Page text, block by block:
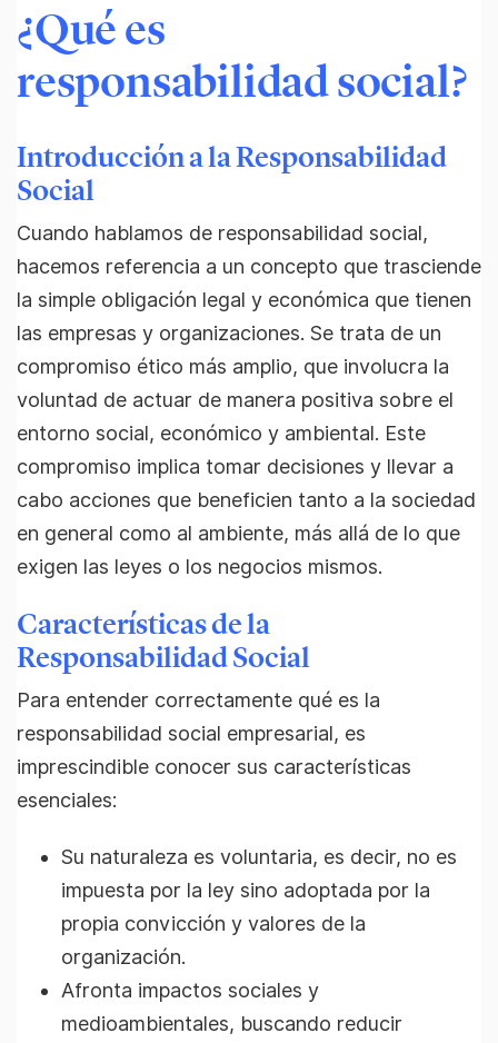
¿Qué es
responsabilidad social?
Introducción a la Responsabilidad
Social
Cuando hablamos de responsabilidad social,
hacemos referencia a un concepto que trasciende
la simple obligación legal y económica que tienen
las empresas y organizaciones. Se trata de un
compromiso ético más amplio, que involucra la
voluntad de actuar de manera positiva sobre el
entorno social, económico y ambiental. Este
compromiso implica tomar decisiones y llevar a
cabo acciones que beneficien tanto a la sociedad
en general como al ambiente, más allá de lo que
exigen las leyes o los negocios mismos.
Características de la
Responsabilidad Social
Para entender correctamente qué es la
responsabilidad social empresarial, es
imprescindible conocer sus características
esenciales:
Su naturaleza es voluntaria, es decir, no es
impuesta por la ley sino adoptada por la
propia convicción y valores de la
organización.
Afronta impactos sociales y
medioambientales, buscando reducir